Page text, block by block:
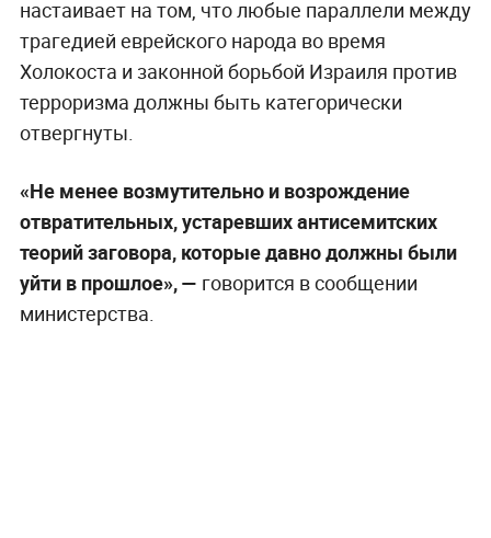
настаивает на том, что любые параллели между
трагедией еврейского народа во время
Холокоста и законной борьбой Израиля против
терроризма должны быть категорически
отвергнуты.
«Не менее возмутительно и возрождение
отвратительных, устаревших антисемитских
теорий заговора, которые давно должны были
уйти в прошлое», — говорится в сообщении
министерства.